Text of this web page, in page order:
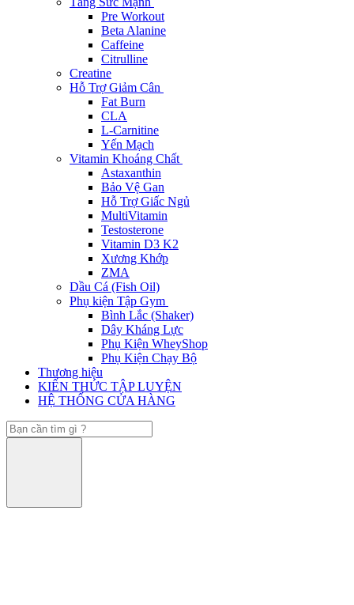
Pre Workout
Beta Alanine
Caffeine
Citrulline
Creatine
Hỗ Trợ Giảm Cân
Fat Burn
CLA
L-Carnitine
Yến Mạch
Vitamin Khoáng Chất
Astaxanthin
Bảo Vệ Gan
Hỗ Trợ Giấc Ngủ
MultiVitamin
Testosterone
Vitamin D3 K2
Xương Khớp
ZMA
Dầu Cá (Fish Oil)
Phụ kiện Tập Gym
Bình Lắc (Shaker)
Dây Kháng Lực
Phụ Kiện WheyShop
Phụ Kiện Chạy Bộ
Thương hiệu
KIẾN THỨC TẬP LUYỆN
HỆ THỐNG CỬA HÀNG